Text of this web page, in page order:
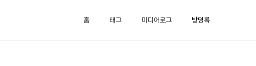
홈 태그 미디어로그 방명록